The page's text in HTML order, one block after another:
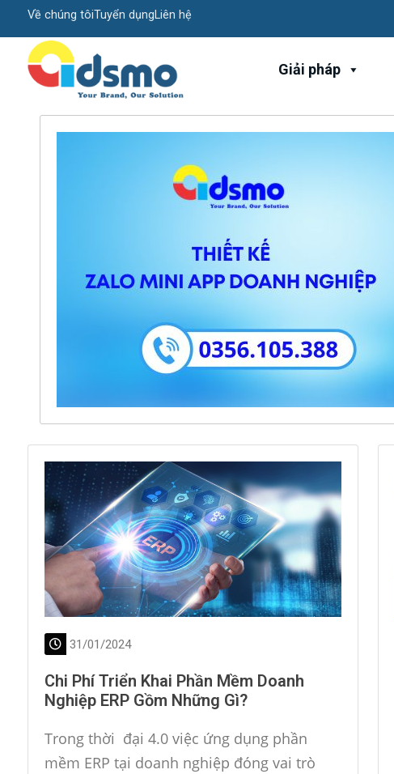
Về chúng tôiTuyển dụngLiên hệ
Giải pháp
31/01/2024
Chi Phí Triển Khai Phần Mềm Doanh
Nghiệp ERP Gồm Những Gì?
Trong thời đại 4.0 việc ứng dụng phần
mềm ERP tại doanh nghiệp đóng vai trò